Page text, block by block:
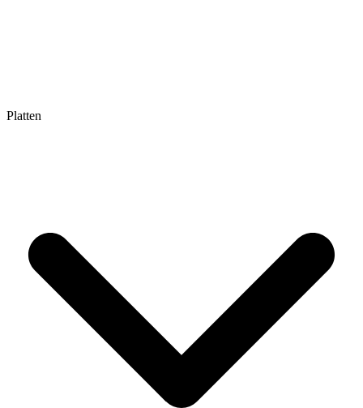
Platten